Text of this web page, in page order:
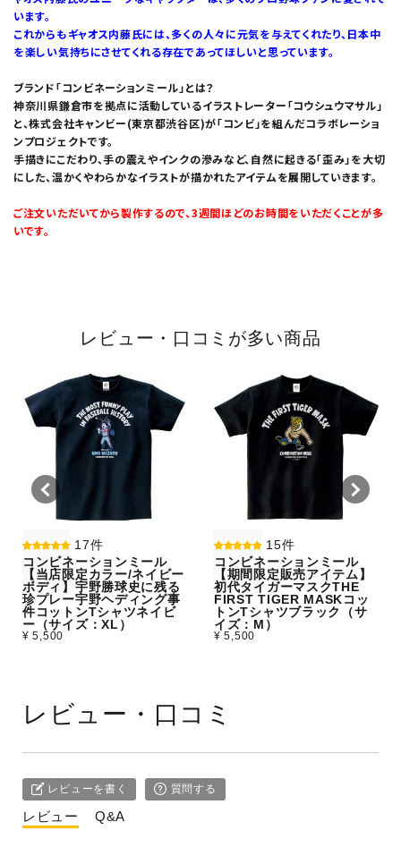
います。
これからもギャオス内藤氏には、多くの人々に元気を与えてくれたり、日本中
を楽しい気持ちにさせてくれる存在であってほしいと思っています。
ブランド「コンビネーションミール」とは？
神奈川県鎌倉市を拠点に活動しているイラストレーター「コウシュウマサル」
と、株式会社キャンビー(東京都渋谷区)が「コンビ」を組んだコラボレーショ
ンプロジェクトです。
手描きにこだわり、手の震えやインクの滲みなど、自然に起きる「歪み」を大切
にした、温かくやわらかなイラストが描かれたアイテムを展開していきます。
ご注文いただいてから製作するので、3週間ほどのお時間をいただくことが多
いです。
レビュー・口コミが多い商品
17件
コンビネーションミール
【当店限定カラー/ネイビー
ボディ】宇野勝球史に残る
珍プレー宇野ヘディング事
件コットンTシャツネイビ
ー（サイズ：XL）
¥ 5,500
15件
コンビネーションミール
【期間限定販売アイテム】
初代タイガーマスクTHE
FIRST TIGER MASKコッ
トンTシャツブラック（サ
イズ：M）
¥ 5,500
レビュー・口コミ
レビューを書く 質問する
レビュー Q&A